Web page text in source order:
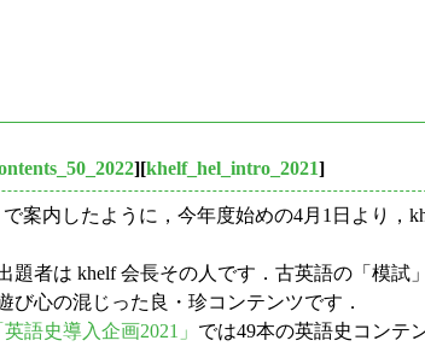
][khelf_hel_intro_2021]
で案内したように，今年度始めの4月1日より，
題者は khelf 会長その人です．古英語の「模
心の混じった良・珍コンテンツです．
英語史導入企画2021」 では49本の英語史コンテ